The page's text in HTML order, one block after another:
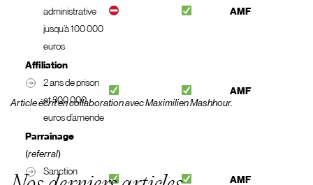
administrative
jusqu’à 100 000
euros
AMF
Affiliation
2 ans de prison
et 300 000
euros d’amende
AMF
Parrainage
(referral)
Sanction
AMF
Article écrit en collaboration avec Maximilien Mashhour.